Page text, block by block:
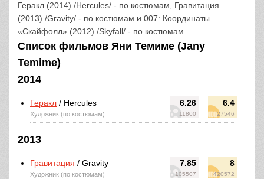
Геракл (2014) /Hercules/ - по костюмам, Гравитация
(2013) /Gravity/ - по костюмам и 007: Координаты
«Скайфолл» (2012) /Skyfall/ - по костюмам.
Список фильмов Яни Темиме (Jany
Temime)
2014
6.26
11800
6.4
27546
Геракл / Hercules
Художник (по костюмам)
2013
7.85
105507
8
420572
Гравитация / Gravity
Художник (по костюмам)